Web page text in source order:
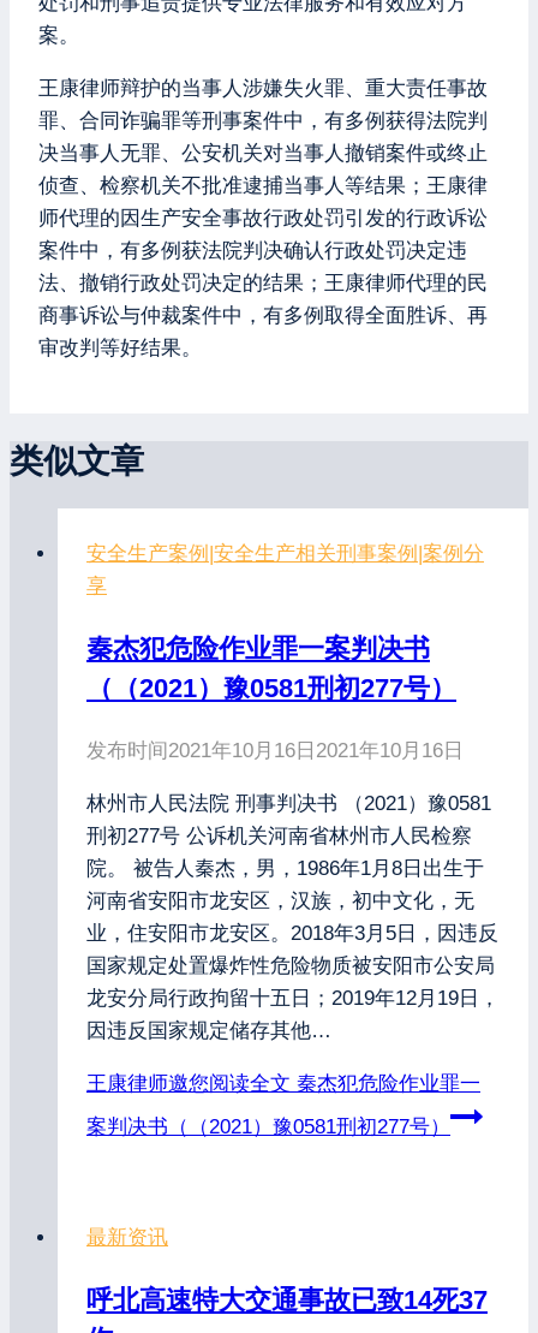
案。
王康律师辩护的当事人涉嫌失火罪、重大责任事故
罪、合同诈骗罪等刑事案件中，有多例获得法院判
决当事人无罪、公安机关对当事人撤销案件或终止
侦查、检察机关不批准逮捕当事人等结果；王康律
师代理的因生产安全事故行政处罚引发的行政诉讼
案件中，有多例获法院判决确认行政处罚决定违
法、撤销行政处罚决定的结果；王康律师代理的民
商事诉讼与仲裁案件中，有多例取得全面胜诉、再
审改判等好结果。
类似文章
安全生产案例 |安全生产相关刑事案例 |案例分
享
秦杰犯危险作业罪一案判决书
（（2021）豫0581刑初277号）
发布时间2021年10月16日 2021年10月16日
林州市人民法院 刑事判决书 （2021）豫0581
刑初277号 公诉机关河南省林州市人民检察
院。 被告人秦杰，男，1986年1月8日出生于
河南省安阳市龙安区，汉族，初中文化，无
业，住安阳市龙安区。2018年3月5日，因违反
国家规定处置爆炸性危险物质被安阳市公安局
龙安分局行政拘留十五日；2019年12月19日，
因违反国家规定储存其他…
王康律师邀您阅读全文 秦杰犯危险作业罪一
案判决书（（2021）豫0581刑初277号）
最新资讯
呼北高速特大交通事故已致14死37